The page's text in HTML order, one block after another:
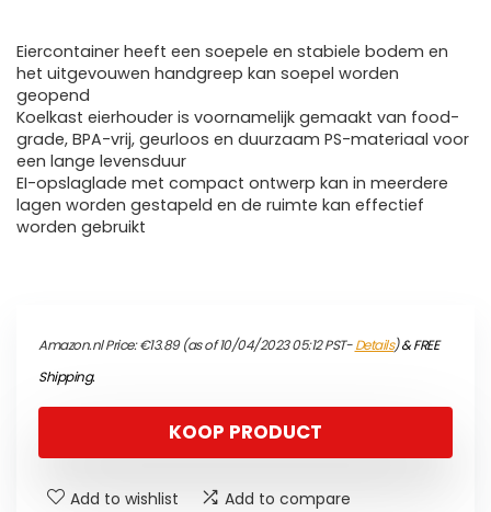
Eiercontainer heeft een soepele en stabiele bodem en
het uitgevouwen handgreep kan soepel worden
geopend
Koelkast eierhouder is voornamelijk gemaakt van food-
grade, BPA-vrij, geurloos en duurzaam PS-materiaal voor
een lange levensduur
EI-opslaglade met compact ontwerp kan in meerdere
lagen worden gestapeld en de ruimte kan effectief
worden gebruikt
Amazon.nl Price:€13.89(as of 10/04/2023 05:12 PST-Details)&FREE
Shipping.
KOOP PRODUCT
Add to wishlist Add to compare